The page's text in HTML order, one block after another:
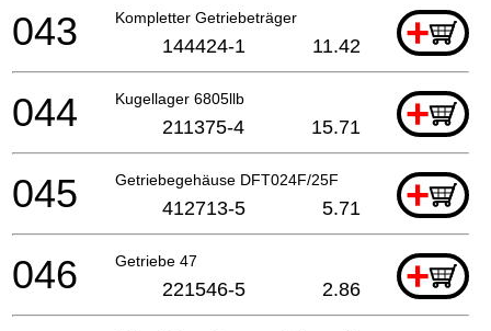
Kompletter Getriebeträger +
043 144424-1 11.42
Kugellager 6805llb +
044 211375-4 15.71
Getriebegehäuse DFT024F/25F +
045 412713-5 5.71
Getriebe 47 +
046 221546-5 2.86